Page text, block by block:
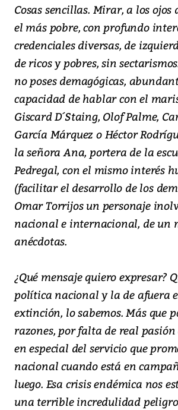
Cosas sencillas. Mirar, a los ojos
el más pobre, con profundo
credenciales diversas, de
de ricos y pobres, sin
no poses demagógicas,
capacidad de hablar con el
Giscard D´Staing, Olof Palme,
García Márquez o Héctor
la señora Ana, portera de la
Pedregal, con el mismo interés
(facilitar el desarrollo de los
Omar Torrijos un personaje
nacional e internacional, de un
anécdotas.
¿Qué mensaje quiero expresar?
política nacional y la de afuera
extinción, lo sabemos. Más que
razones, por falta de real pasión
en especial del servicio que
nacional cuando está en
luego. Esa crisis endémica nos
una terrible incredulidad